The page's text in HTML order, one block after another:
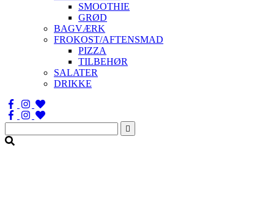
SMOOTHIE
GRØD
BAGVÆRK
FROKOST/AFTENSMAD
PIZZA
TILBEHØR
SALATER
DRIKKE
Søg
efter: